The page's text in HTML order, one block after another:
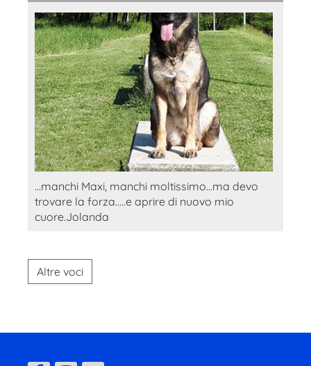
...manchi Maxi, manchi moltissimo...ma devo
trovare la forza.....e aprire di nuovo mio
cuore.Jolanda
Altre voci